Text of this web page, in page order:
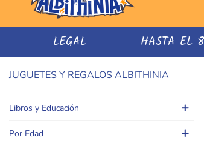
LEGAL HASTA EL
JUGUETES Y REGALOS ALBITHINIA
Libros y Educación
Por Edad